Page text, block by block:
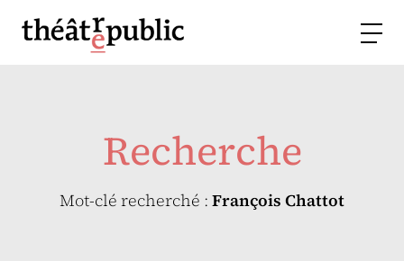
Recherche
Mot-clé recherché : François Chattot